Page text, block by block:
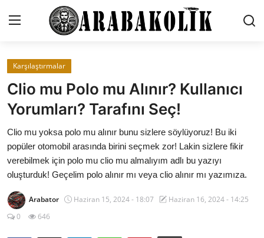
Genel
İletişim
Karşılaştırmalar
Testler
Markalar
Öneriler
Karşılaştırmalar
Clio mu Polo mu Alınır? Kullanıcı
Yorumları? Tarafını Seç!
Clio mu yoksa polo mu alınır bunu sizlere söylüyoruz! Bu iki
popüler otomobil arasında birini seçmek zor! Lakin sizlere fikir
verebilmek için polo mu clio mu almalıyım adlı bu yazıyı
oluşturduk! Geçelim polo alınır mı veya clio alınır mı yazımıza.
Arabator Haziran 15, 2024 - 18:07
Haziran 16, 2024 - 14:25
0
646